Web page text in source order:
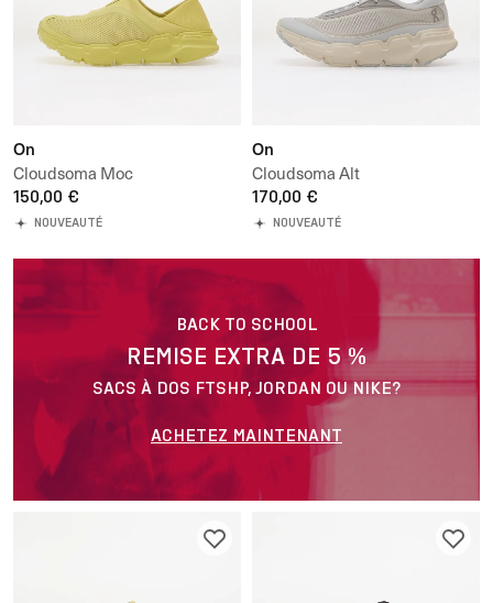
On
Cloudsoma Moc
150,00 €
NOUVEAUTÉ
On
Cloudsoma Alt
170,00 €
NOUVEAUTÉ
BACK TO SCHOOL
REMISE EXTRA DE 5 %
SACS À DOS FTSHP, JORDAN OU NIKE?
ACHETEZ MAINTENANT